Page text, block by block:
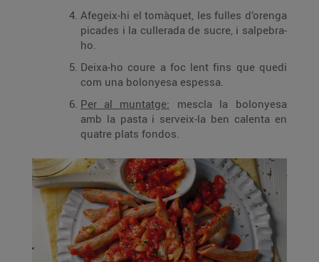
Afegeix-hi el tomàquet, les fulles d’orenga
picades i la cullerada de sucre, i salpebra-
ho.
Deixa-ho coure a foc lent fins que quedi
com una bolonyesa espessa.
Per al muntatge: mescla la bolonyesa
amb la pasta i serveix-la ben calenta en
quatre plats fondos.